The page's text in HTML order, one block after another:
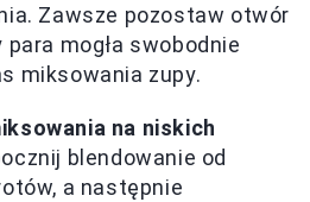
Zawsze pozostaw otwór
mogła swobodnie
miksowania zupy.
na niskich
blendowanie od
a następnie